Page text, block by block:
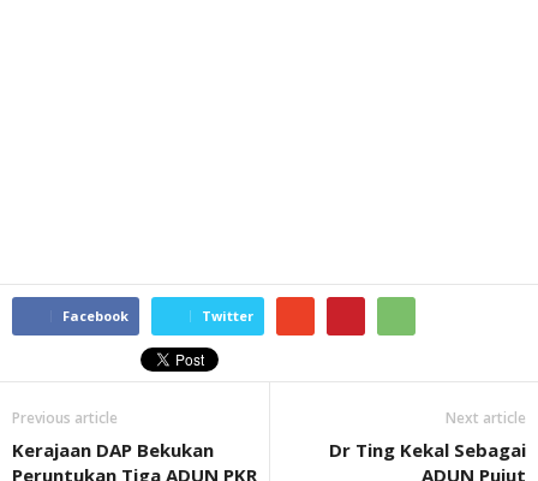
Facebook Twitter
Previous article
Kerajaan DAP Bekukan
Peruntukan Tiga ADUN PKR
Next article
Dr Ting Kekal Sebagai
ADUN Pujut